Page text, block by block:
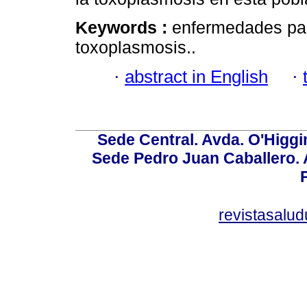
Keywords : enfermedades
toxoplasmosis..
· abstract in English ·
Sede Central. Avda.
Sede Pedro Juan Caballero.